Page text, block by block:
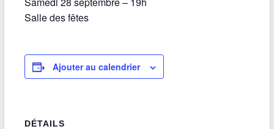
Salle des fêtes
Ajouter au calendrier
DÉTAILS